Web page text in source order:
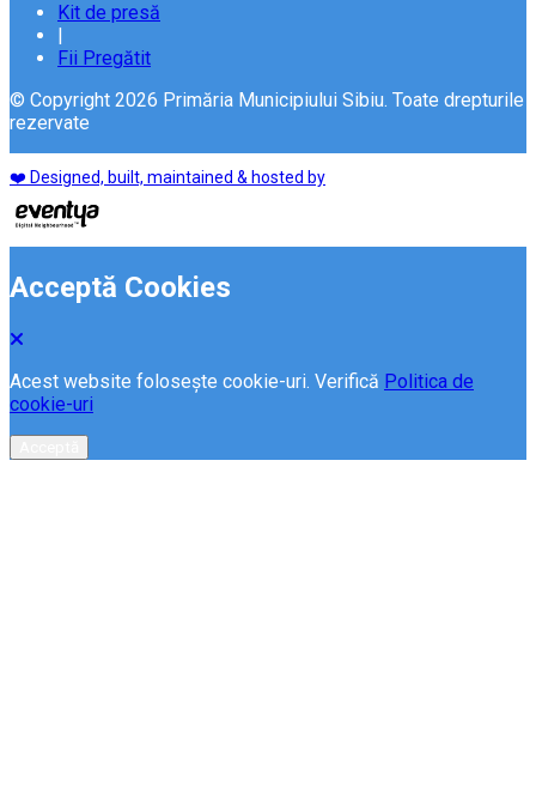
Kit de presă
Fii Pregătit
© Copyright 2026 Primăria Municipiului Sibiu. Toate drepturile
rezervate
❤️ Designed, built, maintained & hosted by
Acceptă Cookies
Acest website folosește cookie-uri. Verifică Politica de
cookie-uri